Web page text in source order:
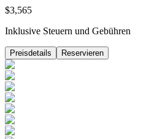
$3,565
Inklusive Steuern und Gebühren
Preisdetails Reservieren